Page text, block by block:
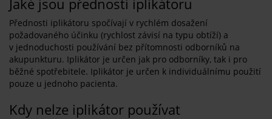
Jaké jsou přednosti iplikátoru
Přednosti iplikátoru spočívají v rychlém dosažení
požadovaného účinku (rychlost závisí na typu obtíží) a
v jednoduchosti používání bez přítomnosti odborníků na
akupunkturu. Iplikátor je určen jak pro odborníky, tak i pro
běžné spotřebitele. Iplikátor je určen k individuálnímu použití
pouze u jednoho pacienta.
Kdy nelze iplikátor používat